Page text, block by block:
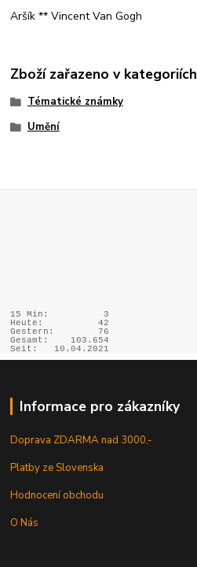
Aršík ** Vincent Van Gogh
Zboží zařazeno v kategoriích
Tématické známky
Umění
15 Min:
3
Heute:
42
Gestern:
76
Gesamt:
103.654
Seit:
10.04.2021
Informace pro zákazníky
Doprava ZDARMA nad 3000,-
Platby ze Slovenska
Hodnocení obchodu
O Nás